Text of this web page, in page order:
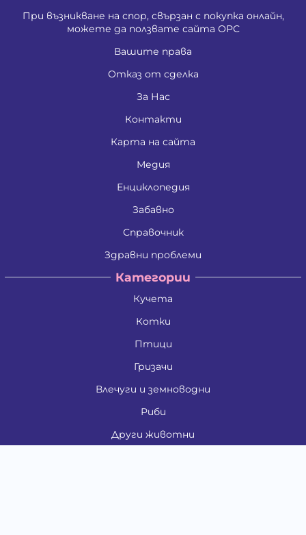
При възникване на спор, свързан с покупка онлайн,
можете да ползвате сайта ОРС
Вашите права
Отказ от сделка
За Нас
Контакти
Карта на сайта
Медия
Енциклопедия
Забавно
Справочник
Здравни проблеми
Категории
Кучета
Котки
Птици
Гризачи
Влечуги и земноводни
Риби
Други животни